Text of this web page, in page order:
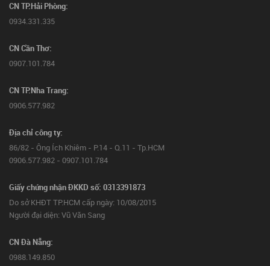
CN TP.Hải Phòng:
0934.331.335
CN Cần Thơ:
0907.101.784
CN TP.Nha Trang:
0906.577.982
Địa chỉ công ty:
86/82 - Ông Ích Khiêm - P.14 - Q.11 - Tp.HCM
0906.577.982 - 0907.101.784
Giấy chứng nhận ĐKKD số: 0313391873
Do sở KHĐT TP.HCM cấp ngày: 10/08/2015
Người đại diện: Vũ Văn Sang
CN Đà Nẵng:
0988.149.850